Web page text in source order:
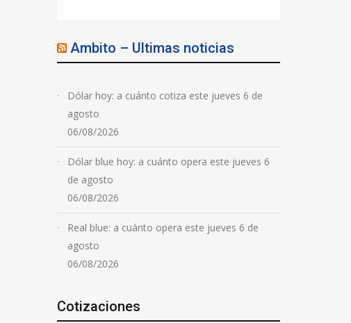
Ambito – Ultimas noticias
Dólar hoy: a cuánto cotiza este jueves 6 de
agosto
06/08/2026
Dólar blue hoy: a cuánto opera este jueves 6
de agosto
06/08/2026
Real blue: a cuánto opera este jueves 6 de
agosto
06/08/2026
Cotizaciones